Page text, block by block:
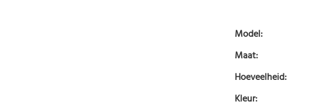
Model:
Maat:
Hoeveelheid:
Kleur: